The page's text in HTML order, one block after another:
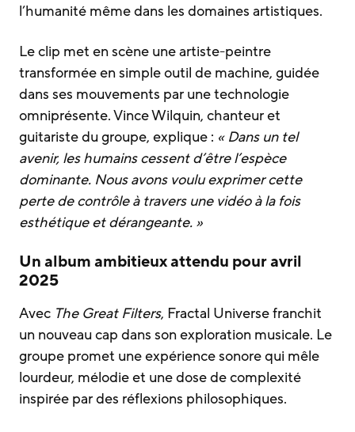
l’humanité même dans les domaines artistiques.
Le clip met en scène une artiste-peintre
transformée en simple outil de machine, guidée
dans ses mouvements par une technologie
omniprésente. Vince Wilquin, chanteur et
guitariste du groupe, explique : « Dans un tel
avenir, les humains cessent d’être l’espèce
dominante. Nous avons voulu exprimer cette
perte de contrôle à travers une vidéo à la fois
esthétique et dérangeante. »
Un album ambitieux attendu pour avril
2025
Avec The Great Filters, Fractal Universe franchit
un nouveau cap dans son exploration musicale. Le
groupe promet une expérience sonore qui mêle
lourdeur, mélodie et une dose de complexité
inspirée par des réflexions philosophiques.